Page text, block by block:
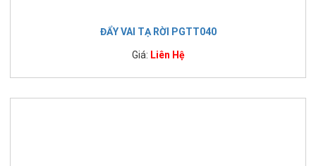
ĐẨY VAI TẠ RỜI PGTT040
Giá: Liên Hệ